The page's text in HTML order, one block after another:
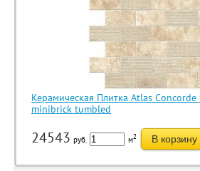
Керамическая Плитка Atlas
minibrick tumbled
24543 руб. м2 В корзину